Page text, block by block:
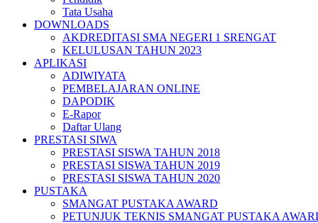
Tata Usaha
DOWNLOADS
AKDREDITASI SMA NEGERI 1 SRENGAT
KELULUSAN TAHUN 2023
APLIKASI
ADIWIYATA
PEMBELAJARAN ONLINE
DAPODIK
E-Rapor
Daftar Ulang
PRESTASI SIWA
PRESTASI SISWA TAHUN 2018
PRESTASI SISWA TAHUN 2019
PRESTASI SISWA TAHUN 2020
PUSTAKA
SMANGAT PUSTAKA AWARD
PETUNJUK TEKNIS SMANGAT PUSTAKA